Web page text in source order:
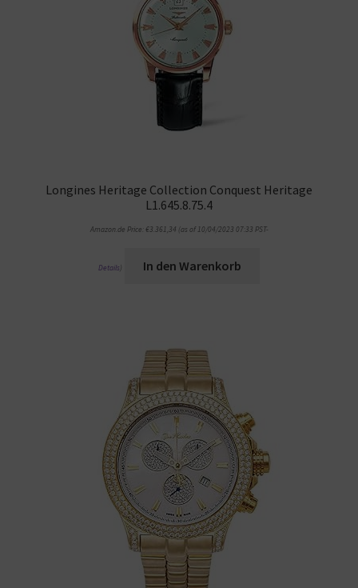
Longines Heritage Collection Conquest Heritage
L1.645.8.75.4
Amazon.de Price: €3.361,34 (as of 10/04/2023 07:33 PST-
Details In den Warenkorb